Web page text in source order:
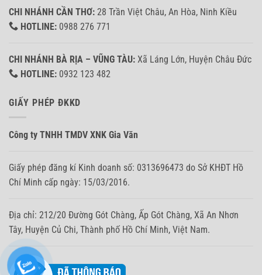
CHI NHÁNH CẦN THƠ: 28 Trần Việt Châu, An Hòa, Ninh Kiều
HOTLINE: 0988 276 771
CHI NHÁNH BÀ RỊA – VŨNG TÀU: Xã Láng Lớn, Huyện Châu Đức
HOTLINE: 0932 123 482
GIẤY PHÉP ĐKKD
Công ty TNHH TMDV XNK Gia Văn
Giấy phép đăng kí Kinh doanh số: 0313696473 do Sở KHĐT Hồ
Chí Minh cấp ngày: 15/03/2016.
Địa chỉ: 212/20 Đường Gót Chàng, Ấp Gót Chàng, Xã An Nhơn
Tây, Huyện Củ Chi, Thành phố Hồ Chí Minh, Việt Nam.